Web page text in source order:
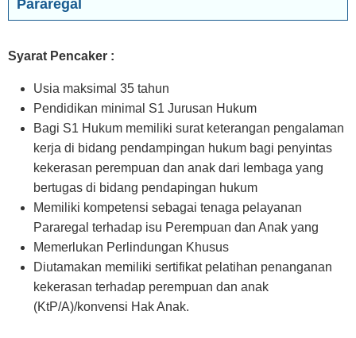
Pararegal
Syarat Pencaker :
Usia maksimal 35 tahun
Pendidikan minimal S1 Jurusan Hukum
Bagi S1 Hukum memiliki surat keterangan pengalaman
kerja di bidang pendampingan hukum bagi penyintas
kekerasan perempuan dan anak dari lembaga yang
bertugas di bidang pendapingan hukum
Memiliki kompetensi sebagai tenaga pelayanan
Pararegal terhadap isu Perempuan dan Anak yang
Memerlukan Perlindungan Khusus
Diutamakan memiliki sertifikat pelatihan penanganan
kekerasan terhadap perempuan dan anak
(KtP/A)/konvensi Hak Anak.